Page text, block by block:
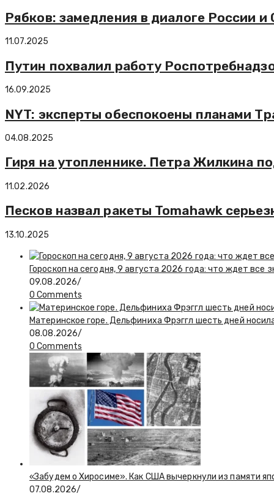
Рябков: замедления в диалоге России
11.07.2025
Путин похвалил работу
16.09.2025
NYT: эксперты обеспокоены планами
04.08.2025
Гиря на утопленнике. Петра Жилкина
11.02.2026
Песков назвал ракеты Tomahawk
13.10.2025
Гороскоп на сегодня, 9 августа 2026 года: что ждет все
09.08.2026/
0 Comments
Материнское горе. Дельфиниха Фрэггл шесть дней
08.08.2026/
0 Comments
«Забудем о Хиросиме». Как США вычеркнули из памяти
07.08.2026/